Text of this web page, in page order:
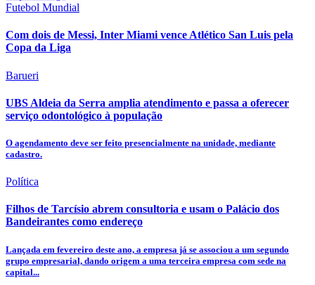
Futebol Mundial
Com dois de Messi, Inter Miami vence Atlético San Luis pela
Copa da Liga
Barueri
UBS Aldeia da Serra amplia atendimento e passa a oferecer
serviço odontológico à população
O agendamento deve ser feito presencialmente na unidade, mediante
cadastro.
Política
Filhos de Tarcísio abrem consultoria e usam o Palácio dos
Bandeirantes como endereço
Lançada em fevereiro deste ano, a empresa já se associou a um segundo
grupo empresarial, dando origem a uma terceira empresa com sede na
capital...